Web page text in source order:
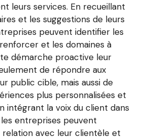
leurs services. En recueillant
et les suggestions de leurs
peuvent identifier les
et les domaines à
démarche proactive leur
de répondre aux
public cible, mais aussi de
plus personnalisées et
intégrant la voix du client dans
entreprises peuvent
avec leur clientèle et